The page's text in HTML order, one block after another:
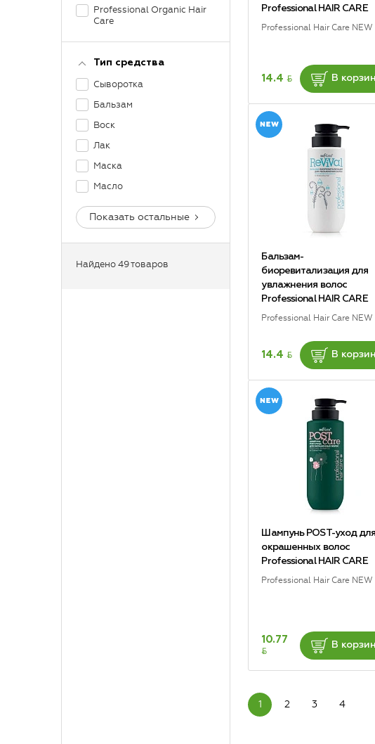
Professional Organic Hair
Care
Тип средства
Cыворотка
Бальзам
Воск
Лак
Маска
Масло
Показать остальные
Найдено 49 товаров
Professional HAIR CARE
Professional Hair Care NEW
14.4BYN В
Бальзам-
биоревитализация для
увлажнения волос
Professional HAIR CARE
Professional Hair Care NEW
14.4BYN В
Шампунь POST-уход для
окрашенных волос
Professional HAIR CARE
Professional Hair Care NEW
10.77
BYN В
1 2 3 4